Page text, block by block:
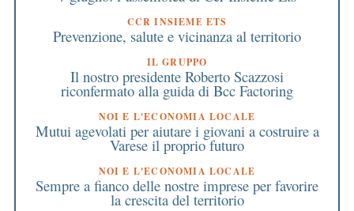
CCR INSIEME ETS
Prevenzione, salute e vicinanza al territorio
IL GRUPPO
Il nostro presidente Roberto Scazzosi
riconfermato alla guida di Bcc Factoring
NOI E L'ECONOMIA LOCALE
Mutui agevolati per aiutare i giovani a costruire a
Varese il proprio futuro
NOI E L'ECONOMIA LOCALE
Sempre a fianco delle nostre imprese per favorire
la crescita del territorio